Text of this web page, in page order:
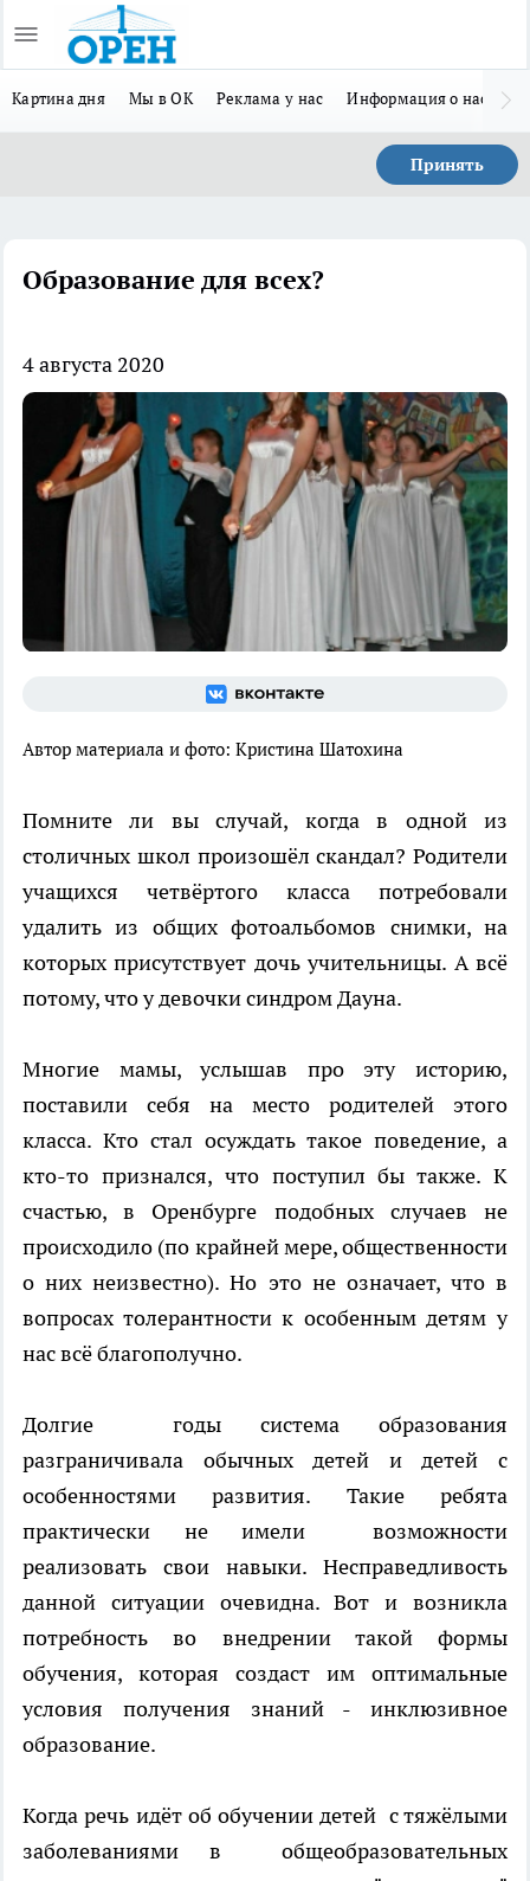
Картина дня Мы в ОК Реклама у нас Информация о нас
Принять
Образование для всех?
4 августа 2020
Автор материала и фото: Кристина Шатохина
Помните ли вы случай, когда в одной из
столичных школ произошёл скандал? Родители
учащихся четвёртого класса потребовали
удалить из общих фотоальбомов снимки, на
которых присутствует дочь учительницы. А всё
потому, что у девочки синдром Дауна.
Многие мамы, услышав про эту историю,
поставили себя на место родителей этого
класса. Кто стал осуждать такое поведение, а
кто-то признался, что поступил бы также. К
счастью, в Оренбурге подобных случаев не
происходило (по крайней мере, общественности
о них неизвестно). Но это не означает, что в
вопросах толерантности к особенным детям у
нас всё благополучно.
Долгие годы система образования
разграничивала обычных детей и детей с
особенностями развития. Такие ребята
практически не имели возможности
реализовать свои навыки. Несправедливость
данной ситуации очевидна. Вот и возникла
потребность во внедрении такой формы
обучения, которая создаст им оптимальные
условия получения знаний - инклюзивное
образование.
Когда речь идёт об обучении детей с тяжёлыми
заболеваниями в общеобразовательных